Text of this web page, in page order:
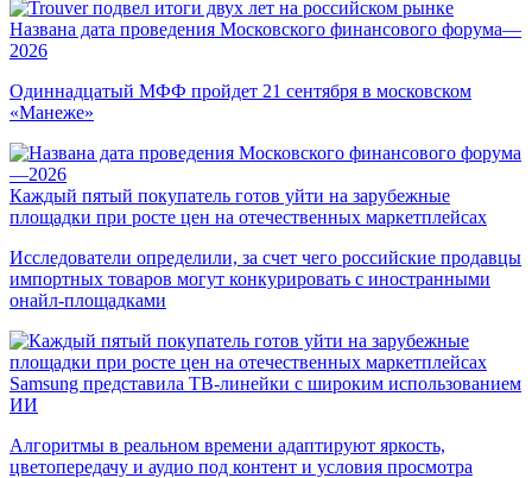
Названа дата проведения Московского финансового форума—
2026
Одиннадцатый МФФ пройдет 21 сентября в московском
«Манеже»
Каждый пятый покупатель готов уйти на зарубежные
площадки при росте цен на отечественных маркетплейсах
Исследователи определили, за счет чего российские продавцы
импортных товаров могут конкурировать с иностранными
онайл-площадками
Samsung представила ТВ-линейки с широким использованием
ИИ
Алгоритмы в реальном времени адаптируют яркость,
цветопередачу и аудио под контент и условия просмотра